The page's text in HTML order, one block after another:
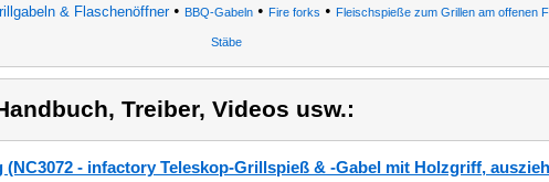
& Flaschenöffner• BBQ-Gabeln• Fire forks • Fleischspieße zum Grillen am offenen
Stäbe
Treiber, Videos usw.:
(NC3072 - infactory Teleskop-Grillspieß & -Gabel mit Holzgriff,